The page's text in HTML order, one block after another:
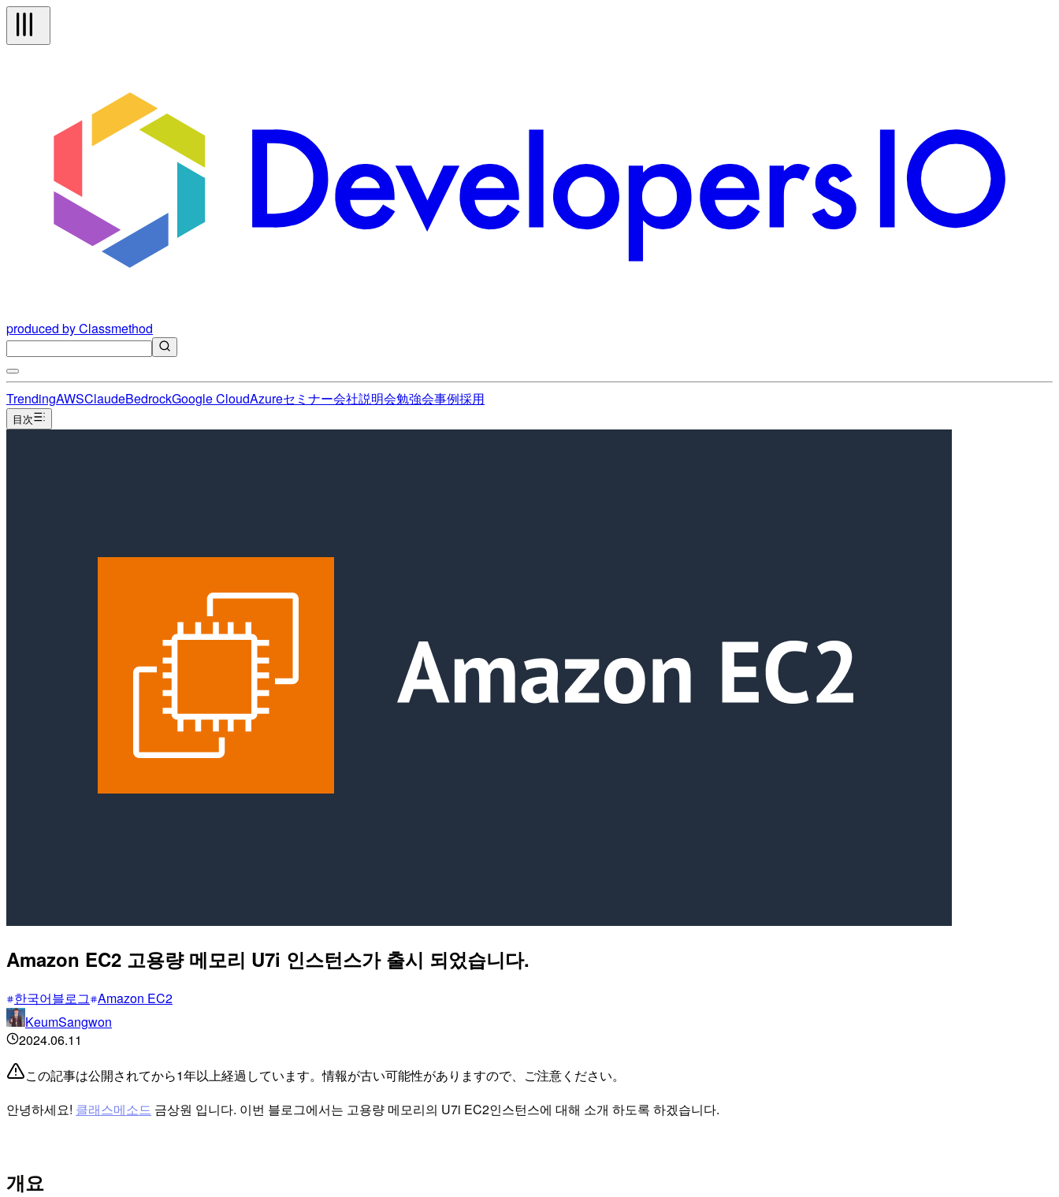
produced by Classmethod
TrendingAWSClaudeBedrockGoogle CloudAzureセミナー会社説明会勉強会事例採用
目次
Amazon EC2 고용량 메모리 U7i 인스턴스가 출시 되었습니다.
한국어블로그 Amazon EC2
KeumSangwon
2024.06.11
この記事は公開されてから1年以上経過しています。情報が古い可能性がありますので、ご注意ください。
안녕하세요! 클래스메소드 금상원 입니다. 이번 블로그에서는 고용량 메모리의 U7i EC2인스턴스에 대해 소개 하도록 하겠습니다.
개요